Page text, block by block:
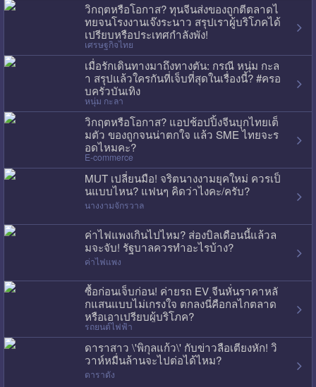
วิกฤตหรือโอกาส? ทุนจีนส่งของถูกตีตลาดไ
ทยจนโรงงานเจ๊งระนาว สรุปเราผู้บริโภคได้
เปรียบหรือประเทศกำลังพัง!
เศรษฐกิจไทย
เมื่อรักเดินทางมาถึงทางตัน: กรณี หนุ่ม กะล
า สรุปแล้วใครกันที่เจ็บที่สุดในเรื่องนี้? #ครอ
บครัวบันเทิง
หนุ่ม กะลา
วิกฤตหรือโอกาส? แอปช้อปปิ้งจีนบุกไทยเต็
มตัว ของถูกจนน่าตกใจ แล้ว SME ไทยจะร
อดไหมคะ?
E-commerce
MUT เปลี่ยนมือ! จริตนางงามยุคใหม่ ควรเป็
นแบบไหน? แฟนๆ คิดว่าไงคะ/ครับ?
นางงามจักรวาล
ค่าไฟแพงเกินไปไหม? ส่องบิลเดือนนี้แล้วล
มจะจับ! รัฐบาลควรทำอะไรบ้าง?
ค่าไฟแพง
ซื้อก่อนเจ็บก่อน! ค่ายรถ EV จีนหั่นราคาหลั
กแสนแบบไม่เกรงใจ ตกลงนี่คือกลไกตลาด
หรือเอาเปรียบผู้บริโภค?
รถยนต์ไฟฟ้า
ดาราสาว \'พิกุลแก้ว\' กับข่าวลือเตียงหัก! วิ
วาห์หมื่นล้านจะไปต่อได้ไหม?
ดาราดัง